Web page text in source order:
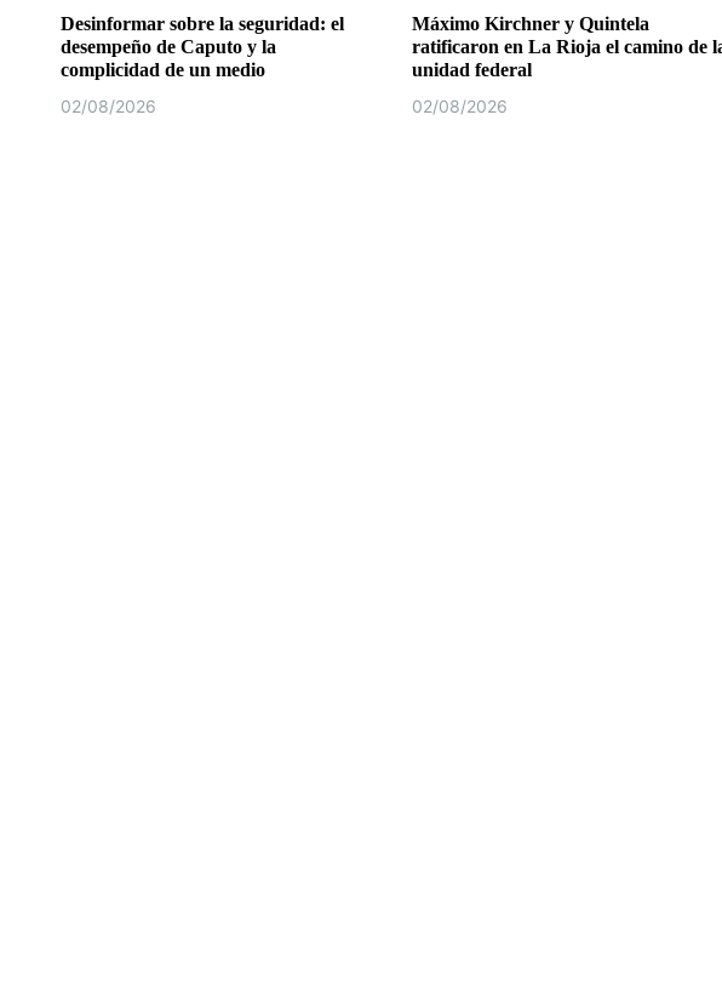
Desinformar sobre la seguridad: el
desempeño de Caputo y la
complicidad de un medio
02/08/2026
Máximo Kirchner y Quintela
ratificaron en La Rioja el camino de
unidad federal
02/08/2026